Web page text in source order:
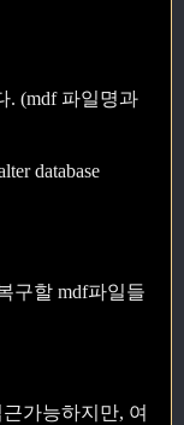
. (mdf 파일명과
database
구할 mdf파일들
가능하지만, 여